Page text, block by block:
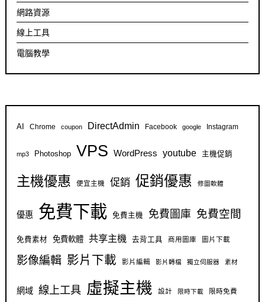
網路資源
線上工具
電腦教學
AI Chrome coupon DirectAdmin Facebook google Instagram
mp3 Photoshop VPS WordPress youtube 主機促銷
主機優惠 便宜主機 促銷 促銷優惠 修圖軟體
優惠 免費下載 免費主機 免費圖庫 免費空間
免費素材 免費軟體 共享主機 去背工具 商用圖庫 圖片下載
影像編輯 影片下載 影片編輯 影片轉檔 獨立伺服器 素材
網域 線上工具 虛擬主機 設計 限時下載 限時免費